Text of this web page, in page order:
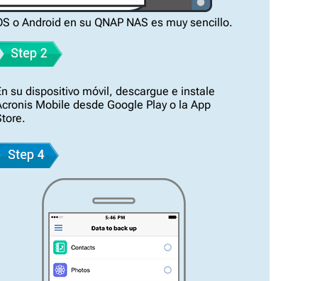
o Android en su QNAP NAS es muy sencillo.
su dispositivo móvil, descargue e instale
Mobile desde Google Play o la App